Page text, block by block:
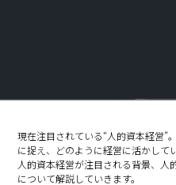
現在注目されている“人的資本経営”
に捉え、どのように経営に活かして
人的資本経営が注目される背景、人
について解説していきます。